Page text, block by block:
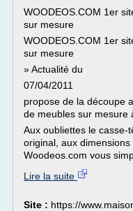
WOODEOS.COM 1er
sur mesure
WOODEOS.COM 1er
sur mesure
» Actualité du
07/04/2011
propose de la découpe
de meubles sur mesure
Aux oubliettes le
original, aux
Woodeos.com vous
Lire la suite
Site : https://